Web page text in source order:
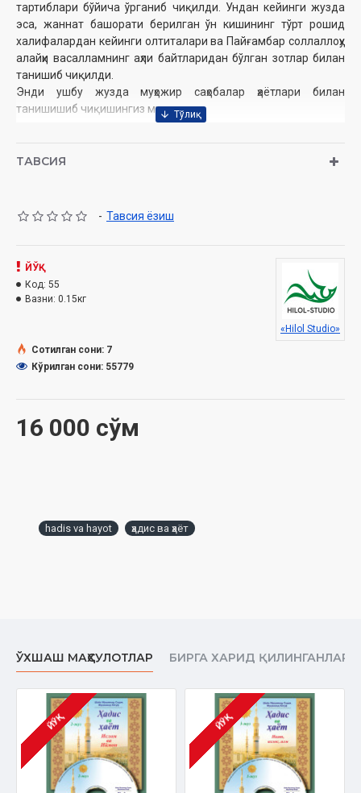
тартиблари бўйича ўрганиб чиқилди. Ундан кейинги жузда
эса, жаннат башорати берилган ўн кишининг тўрт рошид
халифалардан кейинги олтиталари ва Пайғамбар соллаллоҳу
алайҳи васалламнинг аҳли байтларидан бўлган зотлар билан
танишиб чиқилди.
Энди ушбу жузда муҳожир саҳобалар ҳаётлари билан
танишишиб чиқишингиз мумкин.
Номи:«Ҳадис ва Ҳаёт». 24-жуз. «Пешқадамлар розияллоҳу
Ҳажми: 971 дақиқа
Дин ишлари қўмитанинг тавсияси ила нашр этилган
2. Набий алайҳиссаломнинг мавлолари Зайд ибн Ҳорисанинг
фазли
6. Абдуллоҳ ибн Умар ибн Хаттоб розияллоҳу анҳунинг фазли
7. Абдуллоҳ ибн Масъуд розияллоҳу анҳунинг фазли
11. Холид ибн Валид ал-Қурайший розияллоҳу анҳунинг фазли
ТАВСИЯ
- Тавсия ёзиш
16 000 сўм
ЙЎҚ
Код: 55
Вазни: 0.15кг
«Hilol Studio»
Сотилган сони: 7
Кўрилган сони: 55779
hadis va hayot ҳадис ва ҳаёт
ЎХШАШ МАҲСУЛОТЛАР БИРГА ХАРИД ҚИЛИНГАНЛАР
ЙЎҚ ЙЎҚ